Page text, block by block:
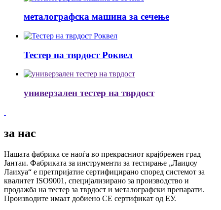
металографска машина за сечење
Тестер на тврдост Роквел
универзален тестер на тврдост
за нас
Нашата фабрика се наоѓа во прекрасниот крајбрежен град
Јантаи. Фабриката за инструменти за тестирање „Лаиџоу
Лаихуа“ е претпријатие сертифицирано според системот за
квалитет ISO9001, специјализирано за производство и
продажба на тестер за тврдост и металографски препарати.
Производите имаат добиено CE сертификат од ЕУ.